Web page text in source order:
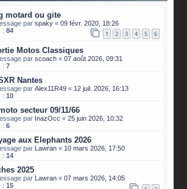
motard ou gite
parspaky «09 févr. 2020, 18:26
:84 1 2 3 4 5 6
Motos Classiques
parscoach «07 août 2026, 09:31
:7
Nantes
parAlex11R49 « 12 juil. 2026, 16:13
:10
secteur 09/11/66
par InazOcc «25 juin 2026, 10:32
:6
aux Elephants 2026
par Lawran « 10 mars 2026, 17:50
:14
2025
par Lawran «07 mars 2026, 14:05
:15